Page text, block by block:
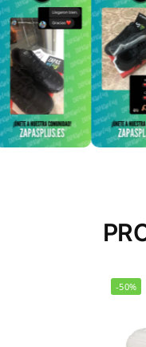
-50%